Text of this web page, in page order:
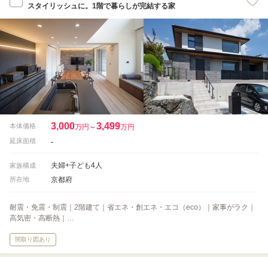
スタイリッシュに。1階で暮らしが完結する家
本体価格 3,000万円 ～3,499万円
延床面積 -
家族構成 夫婦+子ども4人
所在地 京都府
耐震・免震・制震｜2階建て｜省エネ・創エネ・エコ（eco）｜家事がラク｜
高気密・高断熱｜…
間取り図あり